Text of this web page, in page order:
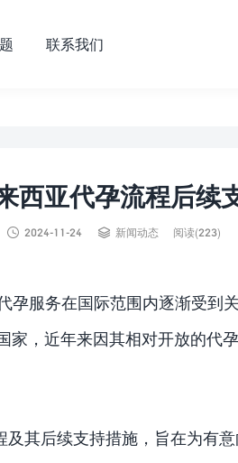
联系我们
西亚代孕流程后续
 2024-11-24  新闻动态 阅读(223)
孕服务在国际范围内逐渐受到
家，近年来因其相对开放的代
其后续支持措施，旨在为有